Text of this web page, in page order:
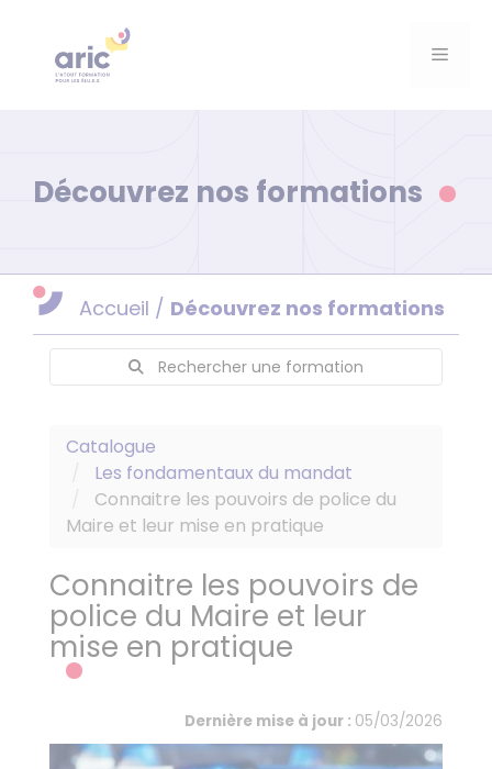
contenu
Menu
Découvrez nos formations
Accueil / Découvrez nos formations
Rechercher une formation
Catalogue
Les fondamentaux du mandat
Connaitre les pouvoirs de police du
Maire et leur mise en pratique
Connaitre les pouvoirs de
police du Maire et leur
mise en pratique
Dernière mise à jour : 05/03/2026